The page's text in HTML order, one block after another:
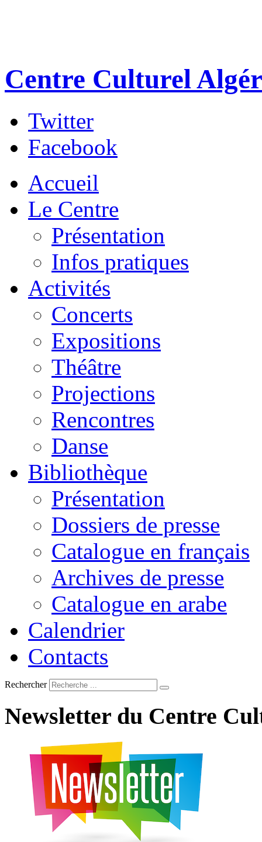
Centre Culturel
Twitter
Facebook
Accueil
Le Centre
Présentation
Infos pratiques
Activités
Concerts
Expositions
Théâtre
Projections
Rencontres
Danse
Bibliothèque
Présentation
Dossiers de presse
Catalogue en français
Archives de presse
Catalogue en arabe
Calendrier
Contacts
Rechercher
Newsletter du Centre